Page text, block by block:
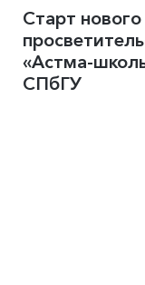
Старт нового
«Астма-
СПбГУ